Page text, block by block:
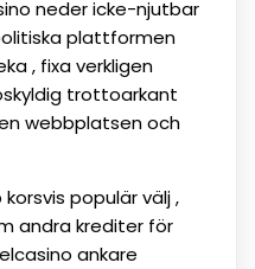
neder icke-njutbar
plattformen
, fixa verkligen
trottoarkant
webbplatsen och
populär välj ,
andra krediter för
ankare